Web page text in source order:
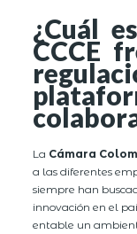
¿Cuál
CCCE
La Cámara
a las diferentes
siempre han
innovación en el
entable un